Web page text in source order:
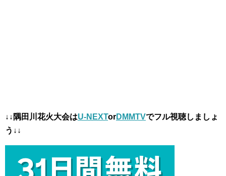
↓↓隅田川花火大会はU-NEXTorDMMTVでフル視聴しましょ
う↓↓